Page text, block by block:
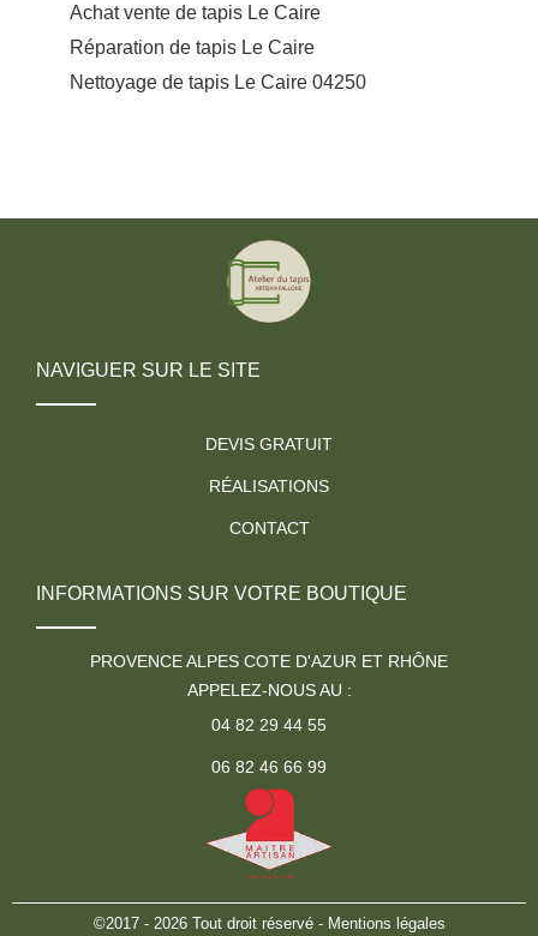
Achat vente de tapis Le Caire
Réparation de tapis Le Caire
Nettoyage de tapis Le Caire 04250
NAVIGUER SUR LE SITE
DEVIS GRATUIT
RÉALISATIONS
CONTACT
INFORMATIONS SUR VOTRE BOUTIQUE
PROVENCE ALPES COTE D'AZUR ET RHÔNE
APPELEZ-NOUS AU :
04 82 29 44 55
06 82 46 66 99
©2017 - 2026 Tout droit réservé - Mentions légales